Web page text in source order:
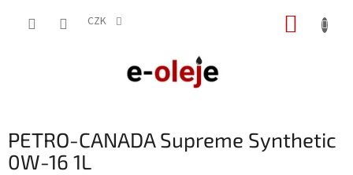
CZK
PETRO-CANADA Supreme Synthetic
0W-16 1L